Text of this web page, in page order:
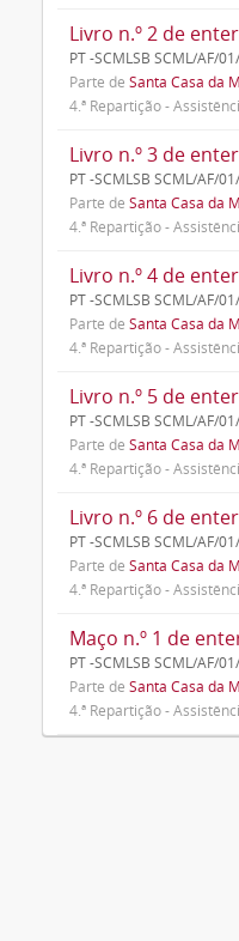
Livro n.º 2 de
PT -SCMLSB SCML/AF/
Parte de Santa Casa da
4.ª Repartição -
Livro n.º 3 de
PT -SCMLSB SCML/AF/
Parte de Santa Casa da
4.ª Repartição -
Livro n.º 4 de
PT -SCMLSB SCML/AF/
Parte de Santa Casa da
4.ª Repartição -
Livro n.º 5 de
PT -SCMLSB SCML/AF/
Parte de Santa Casa da
4.ª Repartição -
Livro n.º 6 de
PT -SCMLSB SCML/AF/
Parte de Santa Casa da
4.ª Repartição -
Maço n.º 1 de
PT -SCMLSB SCML/AF/
Parte de Santa Casa da
4.ª Repartição -